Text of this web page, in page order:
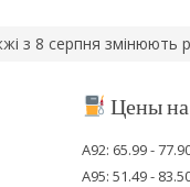
змінюють рух
Цены
А92: 65.99 -
А95: 51.49 -